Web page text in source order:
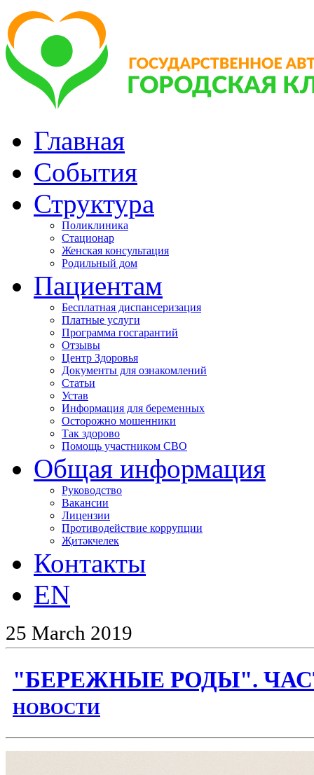
Главная
События
Структура
Поликлиника
Стационар
Женская консультация
Родильный дом
Пациентам
Бесплатная диспансеризация
Платные услуги
Программа госгарантий
Отзывы
Центр Здоровья
Документы для ознакомлений
Статьи
Устав
Информация для беременных
Осторожно мошенники
Так здорово
Помощь участником СВО
Общая информация
Руководство
Вакансии
Лицензии
Противодействие коррупции
Җитәкчелек
Контакты
EN
25 March 2019
"БЕРЕЖНЫЕ РОДЫ".
НОВОСТИ